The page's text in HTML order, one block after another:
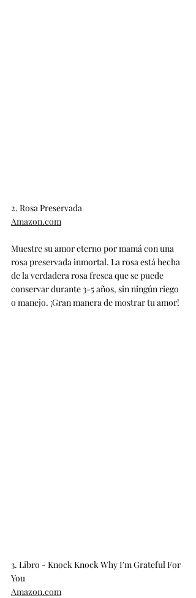
2. Rosa Preservada
Amazon.com
Muestre su amor eterno por mamá con una
rosa preservada inmortal. La rosa está hecha
de la verdadera rosa fresca que se puede
conservar durante 3-5 años, sin ningún riego
o manejo. ¡Gran manera de mostrar tu amor!
3. Libro - Knock Knock Why I'm Grateful For
You
Amazon.com